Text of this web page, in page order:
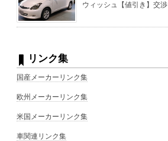
ウィッシュ【値引き】交渉
リンク集
国産メーカーリンク集
欧州メーカーリンク集
米国メーカーリンク集
車関連リンク集